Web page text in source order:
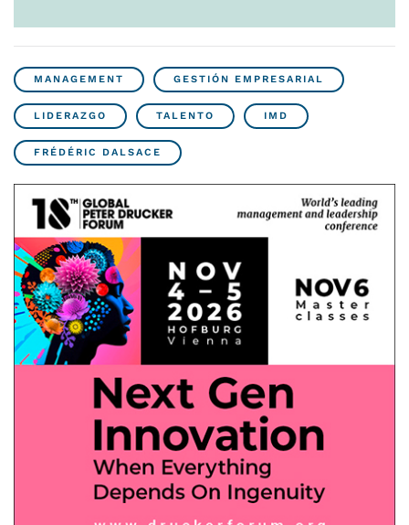
MANAGEMENT GESTIÓN EMPRESARIAL
LIDERAZGO TALENTO IMD
FRÉDÉRIC DALSACE